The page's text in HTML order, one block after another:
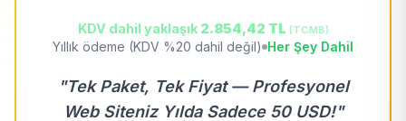
KDV dahil yaklaşık 2.854,42 TL (TCMB)
Yıllık ödeme (KDV %20 dahil değil) Her Şey Dahil
"Tek Paket, Tek Fiyat — Profesyonel
Web Siteniz Yılda Sadece 50 USD!"